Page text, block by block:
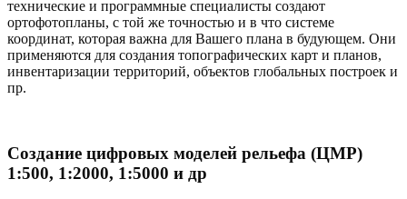
технические и программные специалисты создают
ортофотопланы, с той же точностью и в что системе
координат, которая важна для Вашего плана в будующем. Они
применяются для создания топографических карт и планов,
инвентаризации территорий, объектов глобальных построек и
пр.
Создание цифровых моделей рельефа (ЦМР)
1:500, 1:2000, 1:5000 и др